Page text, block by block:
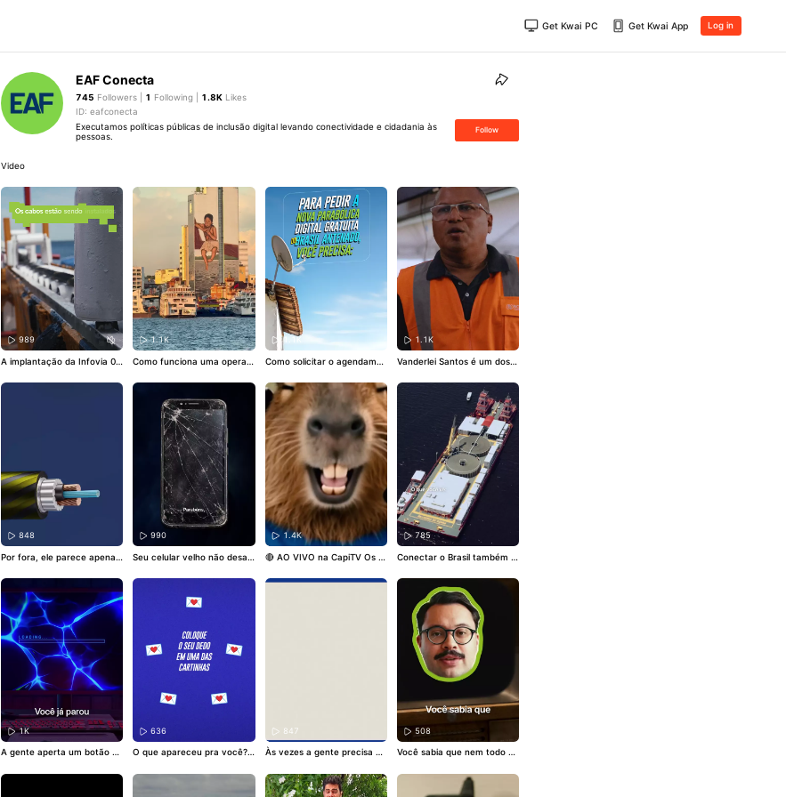
Get Kwai PC Get Kwai App Log in
EAF Conecta
745 Followers | 1 Following | 1.8K Likes
ID: eafconecta
Executamos políticas públicas de inclusão digital levando conectividade e cidadania às
pessoas.
Follow
Video
989
A implantação da Infovia 05
eração acontece no Rio Ma
ão 1.116 km de cabos e 210
km de infraestrutura terrest
re em mais essa etapa do N
orte Conectado.
eConectado
1.1K
Como funciona uma operaç
ópticos no meio da Amazôni
isódios, vamos mostrar os b
astidores da operação, o tra
balho das equipes embarca
das e a infraestrutura que e
stá sendo instalada no leito
do Rio Madeira para conect
ar Amazonas e Rondônia.
#NorteConectado #Infov
1.1K
Como solicitar o agendamen
nova parabólica digital? É si
mples: 1️⃣ Verifique se você
é inscrito no CadÚnico. 2️⃣ S
eja morador de uma das 32
3 cidades participantes. 3️⃣
Entre em contato pelo What
sApp oficial do Brasil Antena
do: 0800 729 2404. Informe
seus dados e siga as orienta
ções para solicitar o agenda
mento.
1.1K
Vanderlei Santos é um dos p
no programa Norte Conecta
do. No dia a dia da operaçã
o, ele faz parte do time que
faz o lançamento e a instala
ção dos cabos no leito dos ri
os da Amazônia. No vídeo, e
le apresenta um pouco da r
otina de quem trabalha ness
a iniciativa, mostrando com
o é essa experiência na prát
ica.
848
Por fora, ele parece apenas
a uma engenharia única, de
senvolvida para enfrentar al
guns dos maiores desafios d
e conectividade do planeta.
É assim que a maior rede de
infovias subfluviais do mund
o está levando internet de a
lta capacidade a localidades
historicamente desatendida
s da Amazônia: combinando
inovação, engenharia brasil
eira e respeito ao território
onde a conexão acontece.
#EAF #NorteConectado #Fib
raOptica #Conectividade
990
Seu celular velho não desap
usar. E, acredite, o destino
uando descartados correta
mentos podem passar por p
rocessos de reciclagem e re
aproveitamento, reduzindo i
mpactos ambientais e ajuda
iais que ainda têm muito val
#EAF #Reciclagem
1.4K
🔴 AO VIVO na CapiTV Os p
a torcida tá animadíssima. O
785
Conectar o Brasil também é
mais valioso. Neste Dia Mun
dial do Meio Ambiente, most
ramos que desenvolvimento
e preservação podem cami
nhar juntos. O Norte Conect
ado leva infraestrutura digit
al para regiões da Amazônia
com respeito a natureza e a
o território, fortalecendo co
munidades locais, gerando e
mpregos e ampliando o ace
sso à conectividade onde el
#EAF #Nort
eConectado
#MeioAmbiente
#DiadoMeioAmbiente
1K
A gente aperta um botão e
mente. Mas, por trás de cad
636
O que apareceu pra você?
graça 2. Mais de 100 canais
847
Às vezes a gente precisa de
nsagem tem que ser clara e
direta. A fase C do Brasil An
508
Você sabia que nem todo m
ndo os jogos começaram a
ser transmitidos na TV? Lá e